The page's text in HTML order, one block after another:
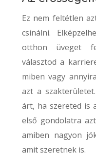
Ez nem feltétlen
csinálni.
otthon üveget
választod a
miben vagy
azt a
árt, ha szereted is
első gondolatra
amiben nagyon
amit szeretnek is.